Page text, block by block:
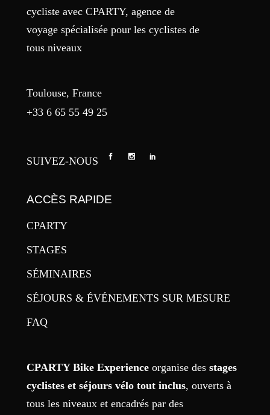
cycliste avec CPARTY, agence de
voyage spécialisée pour les cyclistes de
tous niveaux
Toulouse, France
+33 6 65 55 49 25
SUIVEZ-NOUS
ACCÈS RAPIDE
CPARTY
STAGES
SÉMINAIRES
SÉJOURS & ÉVÉNEMENTS SUR MESURE
FAQ
CPARTY Bike Experience organise des stages
cyclistes et séjours vélo tout inclus, ouverts à
tous les niveaux et encadrés par des